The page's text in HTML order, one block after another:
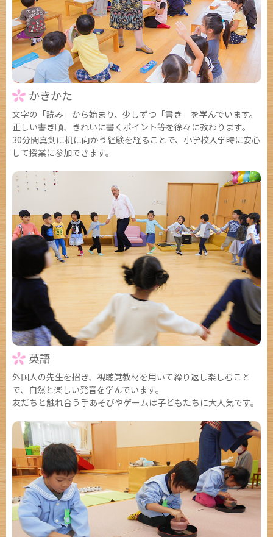
かきかた
文字の「読み」から始まり、少しずつ「書き」を学んでいます。
正しい書き順、きれいに書くポイント等を徐々に教わります。
30分間真剣に机に向かう経験を経ることで、小学校入学時に安心
して授業に参加できます。
英語
外国人の先生を招き、視聴覚教材を用いて繰り返し楽しむこと
で、自然と楽しい発音を学んでいます。
友だちと触れ合う手あそびやゲームは子どもたちに大人気です。